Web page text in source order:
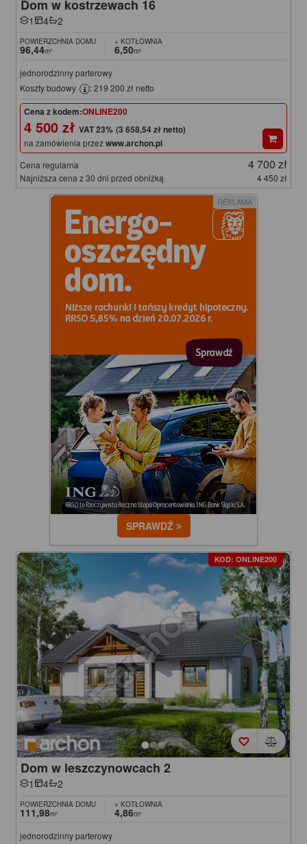
Dom w kostrzewach 16
1 4 2
POWIERZCHNIA DOMU
96,44m²
+ KOTŁOWNIA
6,50m²
jednorodzinny parterowy
Koszty budowy
: 219 200 zł netto
Cena z kodem:ONLINE200
4 500 zł (3 658,54 zł netto)
na zamówienia przezwww.archon.pl
Cena regularna 4 700 zł
Najniższa cena z 30 dni przed obniżką 4 450 zł
REKLAMA
SPRAWDŹ
KOD: ONLINE200
Dom w leszczynowcach 2
1 4 2
POWIERZCHNIA DOMU
111,98m²
+ KOTŁOWNIA
4,86m²
jednorodzinny parterowy